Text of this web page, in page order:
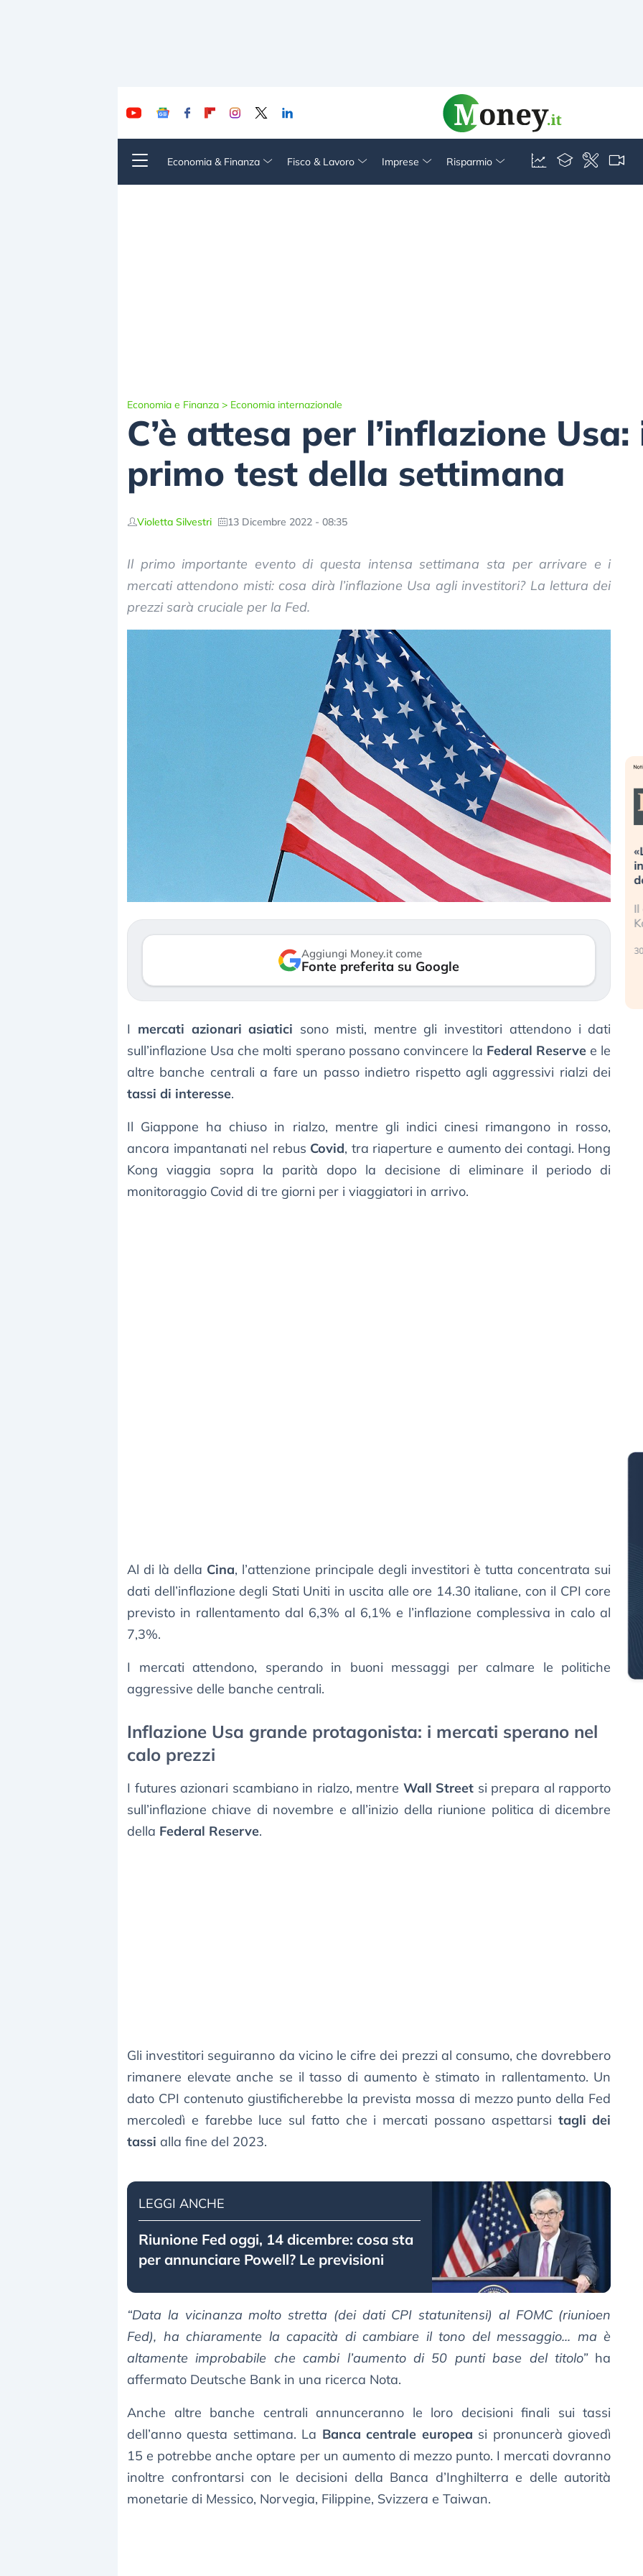
Economia & Finanza Fisco & Lavoro Imprese Risparmio
Economia e Finanza > Economia internazionale
C’è attesa per l’inflazione
primo test della settimana
Violetta Silvestri 13 Dicembre 2022 - 08:35
Il primo importante evento di questa intensa settimana sta per arrivare e i
mercati attendono misti: cosa dirà l’inflazione Usa agli investitori? La lettura dei
prezzi sarà cruciale per la Fed.
Aggiungi Money.it come
Fonte preferita su Google
I mercati azionari asiatici sono misti, mentre gli investitori attendono i dati
sull’inflazione Usa che molti sperano possano convincere la Federal Reserve e le
altre banche centrali a fare un passo indietro rispetto agli aggressivi rialzi dei
tassi di interesse.
Il Giappone ha chiuso in rialzo, mentre gli indici cinesi rimangono in rosso,
ancora impantanati nel rebus Covid, tra riaperture e aumento dei contagi. Hong
Kong viaggia sopra la parità dopo la decisione di eliminare il periodo di
monitoraggio Covid di tre giorni per i viaggiatori in arrivo.
Al di là della Cina, l’attenzione principale degli investitori è tutta concentrata sui
dati dell’inflazione degli Stati Uniti in uscita alle ore 14.30 italiane, con il CPI core
previsto in rallentamento dal 6,3% al 6,1% e l’inflazione complessiva in calo al
7,3%.
I mercati attendono, sperando in buoni messaggi per calmare le politiche
aggressive delle banche centrali.
Inflazione Usa grande protagonista: i mercati sperano nel
calo prezzi
I futures azionari scambiano in rialzo, mentre Wall Street si prepara al rapporto
sull’inflazione chiave di novembre e all’inizio della riunione politica di dicembre
della Federal Reserve.
Gli investitori seguiranno da vicino le cifre dei prezzi al consumo, che dovrebbero
rimanere elevate anche se il tasso di aumento è stimato in rallentamento. Un
dato CPI contenuto giustificherebbe la prevista mossa di mezzo punto della Fed
mercoledì e farebbe luce sul fatto che i mercati possano aspettarsi tagli dei
tassi alla fine del 2023.
LEGGI ANCHE
Riunione Fed oggi, 14 dicembre: cosa sta
per annunciare Powell? Le previsioni
“Data la vicinanza molto stretta (dei dati CPI statunitensi) al FOMC (riunioen
Fed), ha chiaramente la capacità di cambiare il tono del messaggio... ma è
altamente improbabile che cambi l’aumento di 50 punti base del titolo”ha
affermato Deutsche Bank in una ricerca Nota.
Anche altre banche centrali annunceranno le loro decisioni finali sui tassi
dell’anno questa settimana. La Banca centrale europea si pronuncerà giovedì
15 e potrebbe anche optare per un aumento di mezzo punto. I mercati dovranno
inoltre confrontarsi con le decisioni della Banca d’Inghilterra e delle autorità
monetarie di Messico, Norvegia, Filippine, Svizzera e Taiwan.
Dalle valutazioni estreme alla
correzione. Cosa sta guidando il
repricing degli asset?
mostrando segni di stanchezza
verso le (…)
3 agosto 2026
«La mia vita è rovinata».
in preda al panico dopo lo
della bolla AI
Il crollo della bolla AI
Kospi, mentre gli investitori